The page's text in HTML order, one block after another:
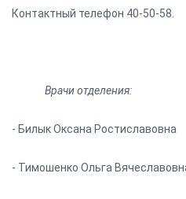
Контактный телефон 40-50-58.
Врачи отделения:
- Билык Оксана Ростиславовна
- Тимошенко Ольга